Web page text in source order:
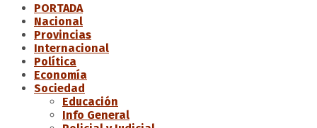
PORTADA
Nacional
Provincias
Internacional
Política
Economía
Sociedad
Educación
Info General